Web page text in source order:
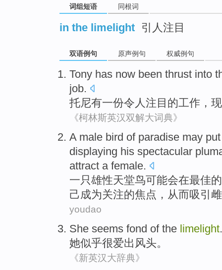
词组短语 同根词
in the limelight 引人注目
双语例句 原声例句 权威例句
Tony has now been thrust into
job.
托尼有一份令人注目 的工作 ，
《柯林斯英汉双解大词典》
A male bird of paradise may put
displaying his spectacular
attract a female.
一只雄性天堂鸟可能会在最佳的
己成为关注的焦点， 从而吸引
youdao
She seems fond of the limelight.
她似乎很爱出风头。
《新英汉大辞典》